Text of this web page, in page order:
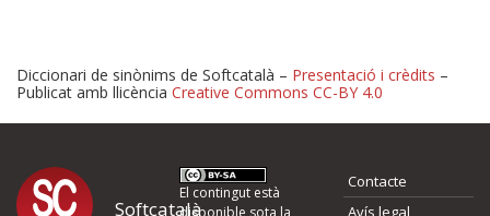
Proposeu-nos millores o
Diccionari de sinònims de Softcatalà – Presentació i crèdits –
Publicat amb llicència Creative Commons CC-BY 4.0
Softcatalà
El contingut està
disponible sota la
Contacte
Avís legal